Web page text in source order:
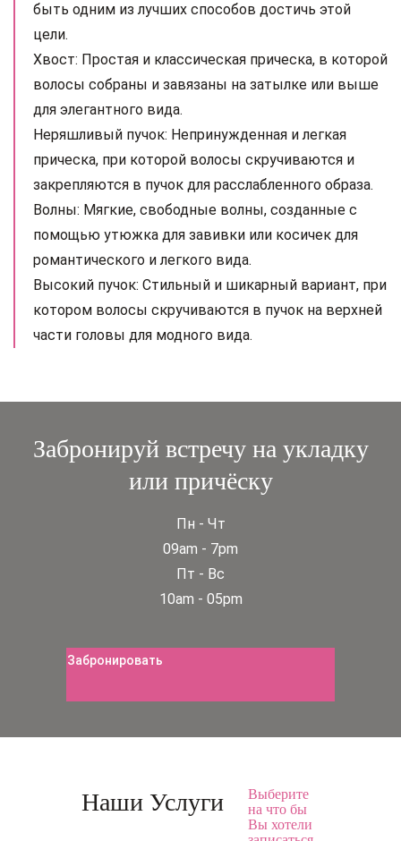
быть одним из лучших способов достичь этой
цели.
Хвост: Простая и классическая прическа, в которой
волосы собраны и завязаны на затылке или выше
для элегантного вида.
Неряшливый пучок: Непринужденная и легкая
прическа, при которой волосы скручиваются и
закрепляются в пучок для расслабленного образа.
Волны: Мягкие, свободные волны, созданные с
помощью утюжка для завивки или косичек для
романтического и легкого вида.
Высокий пучок: Стильный и шикарный вариант, при
котором волосы скручиваются в пучок на верхней
части головы для модного вида.
Забронируй встречу на укладку
или причёску
Пн - Чт
09am - 7pm
Пт - Вс
10am - 05pm
Забронировать
Наши Услуги
Выберите
на что бы
Вы хотели